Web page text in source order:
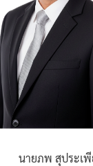
นายภพ สุประเพี